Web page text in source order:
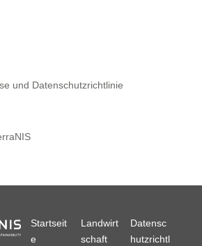
und Datenschutzrichtlinie
Startseit
e
Landwirt
schaft
Datensc
hutzrichtl